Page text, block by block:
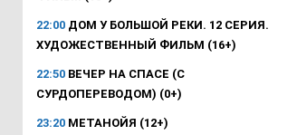
22:00 ДОМ У БОЛЬШОЙ РЕКИ. 12 СЕРИЯ.
ХУДОЖЕСТВЕННЫЙ ФИЛЬМ (16+)
22:50 ВЕЧЕР НА СПАСЕ (С
СУРДОПЕРЕВОДОМ) (0+)
23:20 МЕТАНОЙЯ (12+)